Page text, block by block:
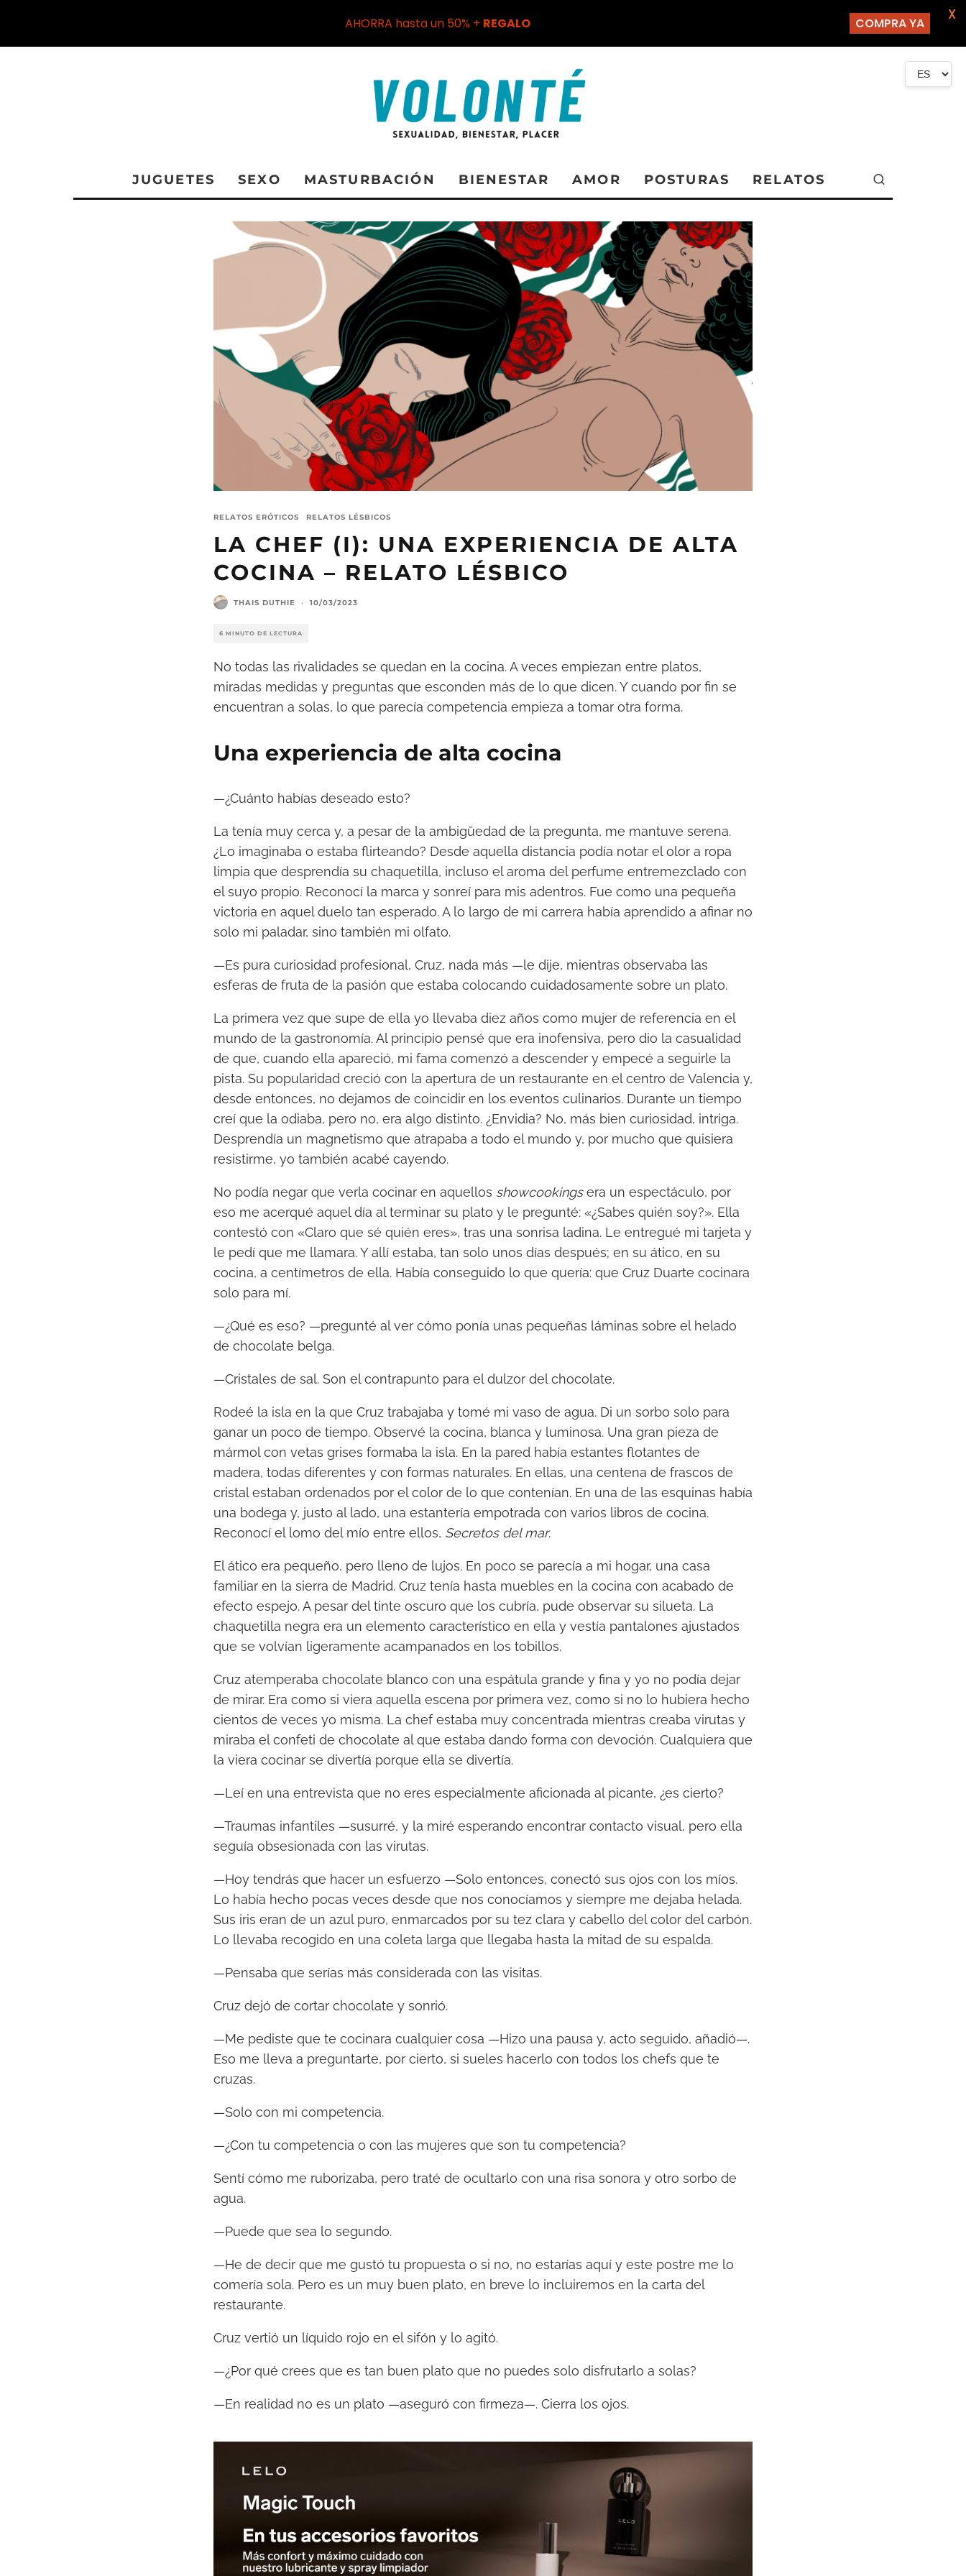
JUGUETES SEXO MASTURBACIÓN BIENESTAR AMOR POSTURAS RELATOS
RELATOS ERÓTICOS RELATOS LÉSBICOS
LA CHEF (I): UNA EXPERIENCIA DE ALTA
COCINA – RELATO LÉSBICO
THAIS DUTHIE · 10/03/2023
6 MINUTO DE LECTURA
No todas las rivalidades se quedan en la cocina. A veces empiezan entre platos,
miradas medidas y preguntas que esconden más de lo que dicen. Y cuando por fin se
encuentran a solas, lo que parecía competencia empieza a tomar otra forma.
Una experiencia de alta cocina
—¿Cuánto habías deseado esto?
La tenía muy cerca y, a pesar de la ambigüedad de la pregunta, me mantuve serena.
¿Lo imaginaba o estaba flirteando? Desde aquella distancia podía notar el olor a ropa
limpia que desprendía su chaquetilla, incluso el aroma del perfume entremezclado con
el suyo propio. Reconocí la marca y sonreí para mis adentros. Fue como una pequeña
victoria en aquel duelo tan esperado. A lo largo de mi carrera había aprendido a afinar no
solo mi paladar, sino también mi olfato.
—Es pura curiosidad profesional, Cruz, nada más —le dije, mientras observaba las
esferas de fruta de la pasión que estaba colocando cuidadosamente sobre un plato.
La primera vez que supe de ella yo llevaba diez años como mujer de referencia en el
mundo de la gastronomía. Al principio pensé que era inofensiva, pero dio la casualidad
de que, cuando ella apareció, mi fama comenzó a descender y empecé a seguirle la
pista. Su popularidad creció con la apertura de un restaurante en el centro de Valencia y,
desde entonces, no dejamos de coincidir en los eventos culinarios. Durante un tiempo
creí que la odiaba, pero no, era algo distinto. ¿Envidia? No, más bien curiosidad, intriga.
Desprendía un magnetismo que atrapaba a todo el mundo y, por mucho que quisiera
resistirme, yo también acabé cayendo.
No podía negar que verla cocinar en aquellos showcookingsera un espectáculo, por
eso me acerqué aquel día al terminar su plato y le pregunté: «¿Sabes quién soy?». Ella
contestó con «Claro que sé quién eres», tras una sonrisa ladina. Le entregué mi tarjeta y
le pedí que me llamara. Y allí estaba, tan solo unos días después; en su ático, en su
cocina, a centímetros de ella. Había conseguido lo que quería: que Cruz Duarte cocinara
solo para mí.
—¿Qué es eso? —pregunté al ver cómo ponía unas pequeñas láminas sobre el helado
de chocolate belga.
—Cristales de sal. Son el contrapunto para el dulzor del chocolate.
Rodeé la isla en la que Cruz trabajaba y tomé mi vaso de agua. Di un sorbo solo para
ganar un poco de tiempo. Observé la cocina, blanca y luminosa. Una gran pieza de
mármol con vetas grises formaba la isla. En la pared había estantes flotantes de
madera, todas diferentes y con formas naturales. En ellas, una centena de frascos de
cristal estaban ordenados por el color de lo que contenían. En una de las esquinas había
una bodega y, justo al lado, una estantería empotrada con varios libros de cocina.
Reconocí el lomo del mío entre ellos, Secretos del mar.
El ático era pequeño, pero lleno de lujos. En poco se parecía a mi hogar, una casa
familiar en la sierra de Madrid. Cruz tenía hasta muebles en la cocina con acabado de
efecto espejo. A pesar del tinte oscuro que los cubría, pude observar su silueta. La
chaquetilla negra era un elemento característico en ella y vestía pantalones ajustados
que se volvían ligeramente acampanados en los tobillos.
Cruz atemperaba chocolate blanco con una espátula grande y fina y yo no podía dejar
de mirar. Era como si viera aquella escena por primera vez, como si no lo hubiera hecho
cientos de veces yo misma. La chef estaba muy concentrada mientras creaba virutas y
miraba el confeti de chocolate al que estaba dando forma con devoción. Cualquiera que
la viera cocinar se divertía porque ella se divertía.
—Leí en una entrevista que no eres especialmente aficionada al picante, ¿es cierto?
—Traumas infantiles —susurré, y la miré esperando encontrar contacto visual, pero ella
seguía obsesionada con las virutas.
—Hoy tendrás que hacer un esfuerzo —Solo entonces, conectó sus ojos con los míos.
Lo había hecho pocas veces desde que nos conocíamos y siempre me dejaba helada.
Sus iris eran de un azul puro, enmarcados por su tez clara y cabello del color del carbón.
Lo llevaba recogido en una coleta larga que llegaba hasta la mitad de su espalda.
—Pensaba que serías más considerada con las visitas.
Cruz dejó de cortar chocolate y sonrió.
—Me pediste que te cocinara cualquier cosa —Hizo una pausa y, acto seguido, añadió—.
Eso me lleva a preguntarte, por cierto, si sueles hacerlo con todos los chefs que te
cruzas.
—Solo con mi competencia.
—¿Con tu competencia o con las mujeres que son tu competencia?
Sentí cómo me ruborizaba, pero traté de ocultarlo con una risa sonora y otro sorbo de
agua.
—Puede que sea lo segundo.
—He de decir que me gustó tu propuesta o si no, no estarías aquí y este postre me lo
comería sola. Pero es un muy buen plato, en breve lo incluiremos en la carta del
restaurante.
Cruz vertió un líquido rojo en el sifón y lo agitó.
—¿Por qué crees que es tan buen plato que no puedes solo disfrutarlo a solas?
—En realidad no es un plato —aseguró con firmeza—. Cierra los ojos.
AHORRA hasta un 50% + REGALO COMPRA YA
X